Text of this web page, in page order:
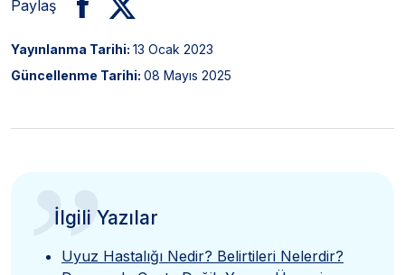
Paylaş
Yayınlanma Tarihi: 13 Ocak 2023
Güncellenme Tarihi: 08 Mayıs 2025
İlgili Yazılar
Uyuz Hastalığı Nedir? Belirtileri Nelerdir?